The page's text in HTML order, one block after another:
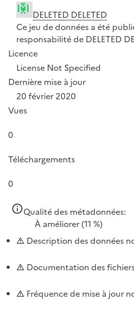
DELETED DELETED
Ce jeu de données a été
responsabilité de DELETED
Licence
License Not Specified
Dernière mise à jour
20 février 2020
Vues
0
Téléchargements
0
Qualité des métadonnées:
À améliorer(11 %)
Description des données
Documentation des
Fréquence de mise à jour